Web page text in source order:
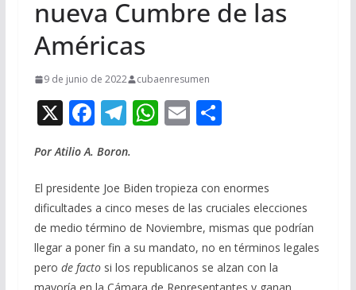
nueva Cumbre de las
Américas
9 de junio de 2022 cubaenresumen
X F
e
b
o
o
k
T
e
gr
a
m
W
s
A
p
p
E
l
C
p
ar
ti
r
Por Atilio A. Boron.
El presidente Joe Biden tropieza con enormes
dificultades a cinco meses de las cruciales elecciones
de medio término de Noviembre, mismas que podrían
llegar a poner fin a su mandato, no en términos legales
pero de factosi los republicanos se alzan con la